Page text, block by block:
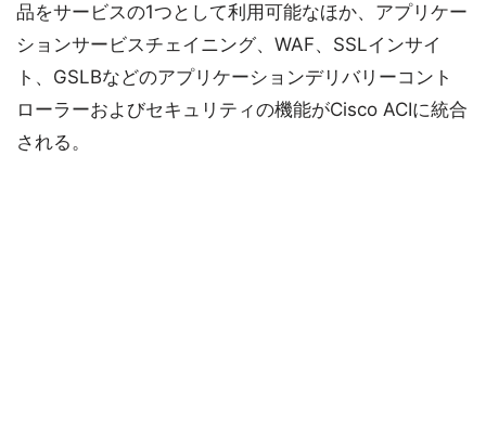
品をサービスの1つとして利用可能なほか、アプリケー
ションサービスチェイニング、WAF、SSLインサイ
ト、GSLBなどのアプリケーションデリバリーコント
ローラーおよびセキュリティの機能がCisco ACIに統合
される。